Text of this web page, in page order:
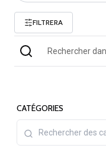
Volvo Amazon Système
Volvo Amazon
Volvo Amazon Pièces
Liaison de l'accélérateur
Volvo Amazon Système
Volvo Amazon
Volvo Amazon
Volvo Amazon Pièces
Volvo Amazon Roues/
FILTRERA
CATÉGORIES